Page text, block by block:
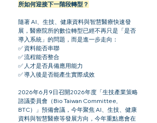
所如何迎接下一階段轉型？
隨著 AI、生技、健康資料與智慧醫療快速發
展，醫療院所的數位轉型已經不再只是「是否
導入系統」的問題，而是進一步走向：
✅ 資料能否串聯
✅ 流程能否整合
✅ 人才是否具備應用能力
✅ 導入後是否能產生實際成效
2026年6月9日召開2026年度「生技產業策略
諮議委員會（Bio Taiwan Committee,
BTC）」預備會議，今年聚焦 AI、生技、健康
資料與智慧醫療等發展方向，今年重點應會在